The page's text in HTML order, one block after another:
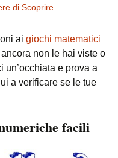
di Scoprire
ai giochi matematici
ancora non le hai viste o
un’occhiata e prova a
a verificare se le tue
facili